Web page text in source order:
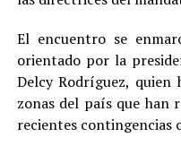
El encuentro se
orientado por la
Delcy Rodríguez,
zonas del país que han
recientes contingencias